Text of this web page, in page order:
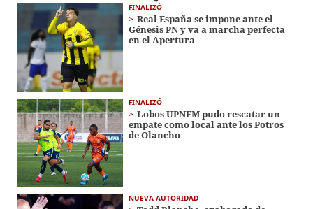
FINALIZÓ
Real España se impone ante el
Génesis PN y va a marcha perfecta
en el Apertura
FINALIZÓ
Lobos UPNFM pudo rescatar un
empate como local ante los Potros
de Olancho
NUEVA AUTORIDAD